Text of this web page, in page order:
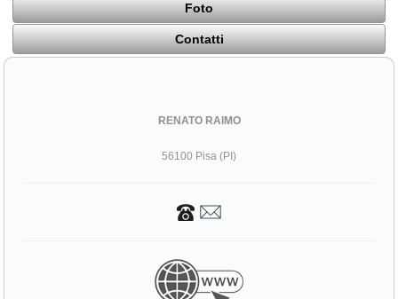
Foto
Contatti
RENATO RAIMO
56100 Pisa (PI)